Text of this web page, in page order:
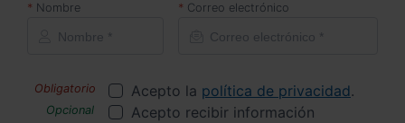
Nombre Correo electrónico
Acepto la política de privacidad.
Acepto recibir información